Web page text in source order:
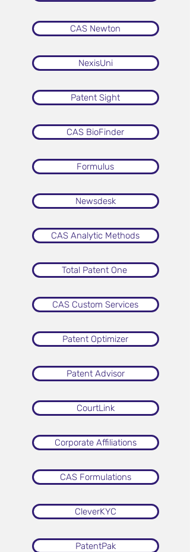
CAS Newton
NexisUni
Patent Sight
CAS BioFinder
Formulus
Newsdesk
CAS Analytic Methods
Total Patent One
CAS Custom Services
Patent Optimizer
Patent Advisor
CourtLink
Corporate Affiliations
CAS Formulations
CleverKYC
PatentPak